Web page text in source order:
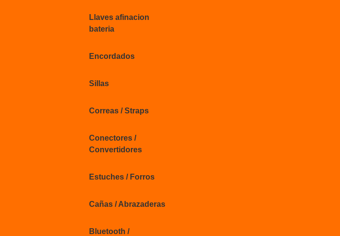
Llaves afinacion
bateria
Encordados
Sillas
Correas / Straps
Conectores /
Convertidores
Estuches / Forros
Cañas / Abrazaderas
Bluetooth /